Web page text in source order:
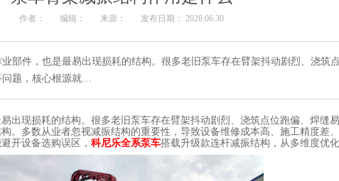
作者： 编辑： 来源： 发布日期： 2026.06.30
部件，也是最易出现损耗的结构。很多老旧泵车存在臂架抖动剧烈、浇筑
问题，核心根源就…
出现损耗的结构。 很多老旧泵车存在臂架抖动剧烈、浇筑点位跑偏、焊缝
。多数从业者忽视减振结构的重要性，导致设备维修成本高、施工精度差
开设备选购误区， 科尼乐全系泵车搭载升级款连杆减振结构，从多维度优化